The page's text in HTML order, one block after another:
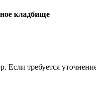
кладбище
Если требуется